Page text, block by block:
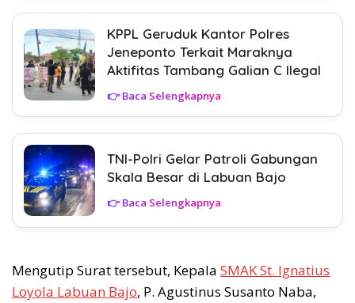
KPPL Geruduk Kantor Polres
Jeneponto Terkait Maraknya
Aktifitas Tambang Galian C Ilegal
👉 Baca Selengkapnya
TNI-Polri Gelar Patroli Gabungan
Skala Besar di Labuan Bajo
👉 Baca Selengkapnya
Mengutip Surat tersebut, Kepala SMAK St. Ignatius
Loyola Labuan Bajo, P. Agustinus Susanto Naba,